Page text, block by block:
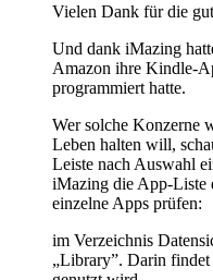
Vielen Dank für die
Und dank iMazing
Amazon ihre Kindle-
programmiert hatte.
Wer solche Konzerne
Leben halten will,
Leiste nach Auswahl
iMazing die App-Liste
einzelne Apps prüfen:
im Verzeichnis
„Library”. Darin